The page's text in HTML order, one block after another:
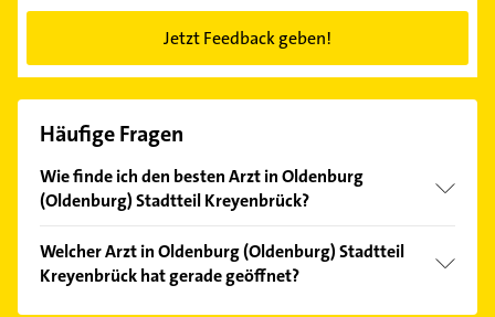
Jetzt Feedback geben!
Häufige Fragen
Wie finde ich den besten Arzt in Oldenburg
(Oldenburg) Stadtteil Kreyenbrück?
Kundenmeinungen und profitieren Sie von den
Empfehlungen. Die Suchergebnisse können Sie sich
einfach nachBewertungensortiert anzeigen lassen.
Welcher Arzt in Oldenburg (Oldenburg) Stadtteil
Kreyenbrück hat gerade geöffnet?
Im Anbieter-Bereich finden Sie alleÖffnungszeiten.